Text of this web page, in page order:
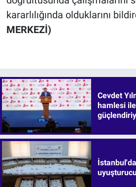
kararlılığında olduklarını
MERKEZİ)
Cevdet
hamlesi